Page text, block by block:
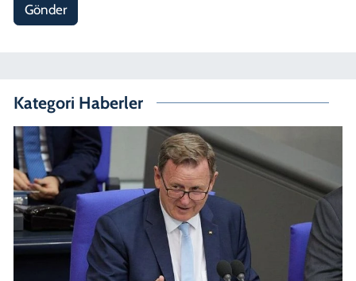
Gönder
Kategori Haberler